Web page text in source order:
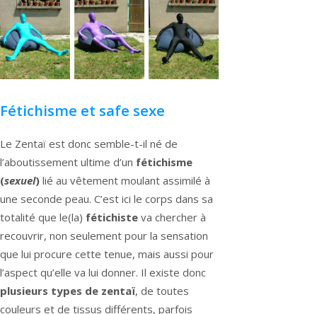
Fétichisme et safe sexe
Le Zentaï est donc semble-t-il né de
l’aboutissement ultime d’un fétichisme
(sexuel) lié au vêtement moulant assimilé à
une seconde peau. C’est ici le corps dans sa
totalité que le(la) fétichiste va chercher à
recouvrir, non seulement pour la sensation
que lui procure cette tenue, mais aussi pour
l’aspect qu’elle va lui donner. Il existe donc
plusieurs types de zentaï, de toutes
couleurs et de tissus différents, parfois